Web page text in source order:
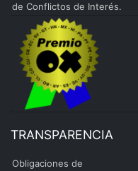
de Conflictos de Interés.
TRANSPARENCIA
Obligaciones de